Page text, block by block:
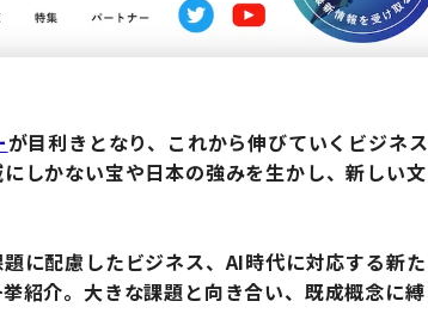
が目利きとなり、これから伸びていくビジネス
しかない宝や日本の強みを生かし、新しい文
に配慮したビジネス、AI時代に対応する新た
紹介。大きな課題と向き合い、既成概念に縛